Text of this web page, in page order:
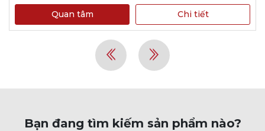
Quan tâm Chi tiết
Bạn đang tìm kiếm sản phẩm nào?